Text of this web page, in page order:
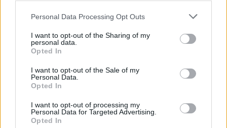
Personal Data Processing Opt Outs
I want to opt-out of the Sharing of my
personal data.
Opted In
I want to opt-out of the Sale of my
Personal Data.
Opted In
I want to opt-out of processing my
Personal Data for Targeted Advertising.
Opted In
Técnicos Industriales de Barcelona (2005).
La jurisprudencia dels profesionales
técnicos en prevención de riesgos laborales.
Segundo análisis
Tabla de contenido
Presentación
1. Conceptos jurídicos
Comparte el documento